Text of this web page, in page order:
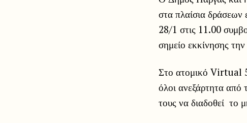
στα πλαίσια δράσεων
28/1 στις 11.00
σημείο εκκίνησης
Στο ατομικό Virtual
όλοι ανεξάρτητα από
τους να διαδοθεί το